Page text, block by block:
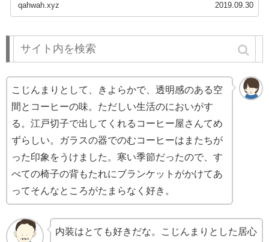
qahwah.xyz 2019.09.30
☕️すみだ珈琲本店
こじんまりとして、きよらかで、透明感のある空
間とコーヒーの味。ただしい生活のにおいがす
る。江戸切子で出してくれるコーヒー屋さんてめ
ずらしい。ガラスの器でのむコーヒーはまたちが
った印象をうけました。寒い季節だったので、す
べての椅子の背もたれにブランケットがかけてあ
ってそんなところがたまらなく好き。
内装はとても好きだな。こじんまりとした居心